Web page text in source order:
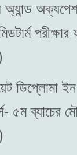
অ্যান্ড
ডিপ্লোমা ইন
৫ম ব্যাচের